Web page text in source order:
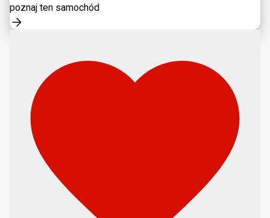
poznaj ten samochód